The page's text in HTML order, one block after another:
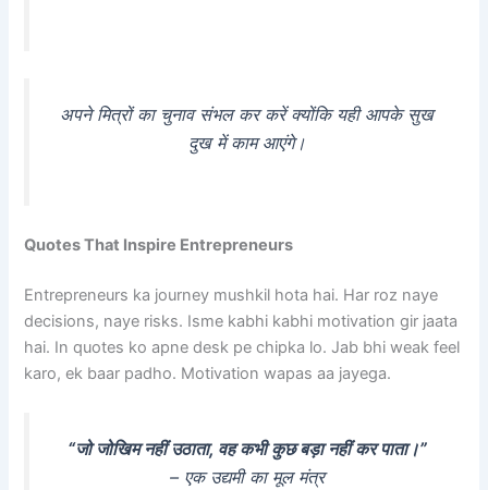
अपने मित्रों का चुनाव संभल कर करें क्योंकि यही आपके सुख
दुख में काम आएंगे।
Quotes That Inspire Entrepreneurs
Entrepreneurs ka journey mushkil hota hai. Har roz naye
decisions, naye risks. Isme kabhi kabhi motivation gir jaata
hai. In quotes ko apne desk pe chipka lo. Jab bhi weak feel
karo, ek baar padho. Motivation wapas aa jayega.
“जो जोखिम नहीं उठाता, वह कभी कुछ बड़ा नहीं कर पाता।”
– एक उद्यमी का मूल मंत्र